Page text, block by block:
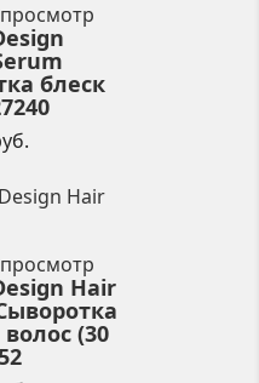
блеск
Цена
Hair
(30